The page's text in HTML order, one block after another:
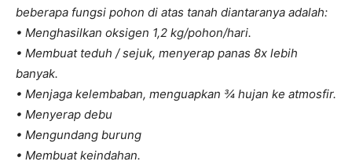
beberapa fungsi pohon di atas tanah diantaranya adalah:
• Menghasilkan oksigen 1,2 kg/pohon/hari.
• Membuat teduh / sejuk, menyerap panas 8x lebih
banyak.
• Menjaga kelembaban, menguapkan ¾ hujan ke atmosfir.
• Menyerap debu
• Mengundang burung
• Membuat keindahan.